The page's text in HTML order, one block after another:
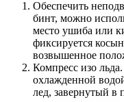
Обеспечить
бинт, можно
место ушиба или
фиксируется
возвышенное
Компресс изо
охлажденной
лед, завернутый в